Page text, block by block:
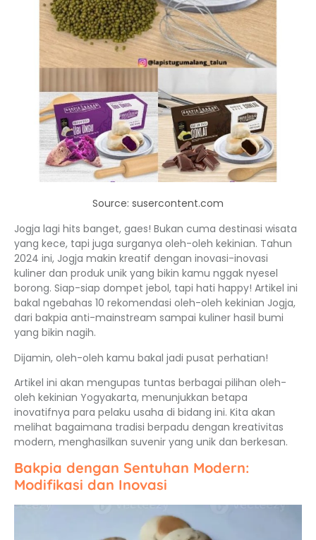
Source: susercontent.com
Jogja lagi hits banget, gaes! Bukan cuma destinasi wisata
yang kece, tapi juga surganya oleh-oleh kekinian. Tahun
2024 ini, Jogja makin kreatif dengan inovasi-inovasi
kuliner dan produk unik yang bikin kamu nggak nyesel
borong. Siap-siap dompet jebol, tapi hati happy! Artikel ini
bakal ngebahas 10 rekomendasi oleh-oleh kekinian Jogja,
dari bakpia anti-mainstream sampai kuliner hasil bumi
yang bikin nagih.
Dijamin, oleh-oleh kamu bakal jadi pusat perhatian!
Artikel ini akan mengupas tuntas berbagai pilihan oleh-
oleh kekinian Yogyakarta, menunjukkan betapa
inovatifnya para pelaku usaha di bidang ini. Kita akan
melihat bagaimana tradisi berpadu dengan kreativitas
modern, menghasilkan suvenir yang unik dan berkesan.
Bakpia dengan Sentuhan Modern:
Modifikasi dan Inovasi